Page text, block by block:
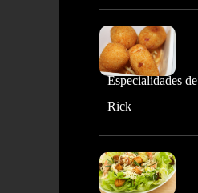
Especialidades de
Rick